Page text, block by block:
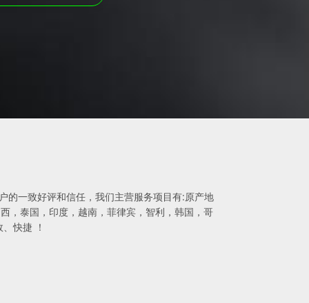
的一致好评和信任，我们主营服务项目有:原产地
，泰国，印度，越南，菲律宾，智利，韩国，哥
快捷 ！